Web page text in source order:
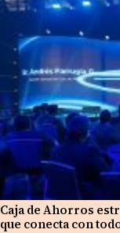
Caja de Ahorros
que conecta con